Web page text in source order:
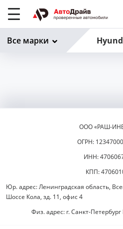
Все марки
ООО «РАШ-
ОГРН:
ИНН:
КПП:
Юр. адрес: Ленинградская область,
Шоссе Кола, зд. 11, офис 4
Физ. адрес: г. Санкт-